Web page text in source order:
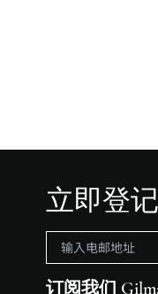
立即登
订阅我们